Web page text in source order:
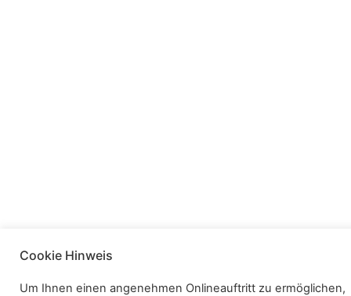
Cookie Hinweis
Um Ihnen einen angenehmen Onlineauftritt zu ermöglichen,